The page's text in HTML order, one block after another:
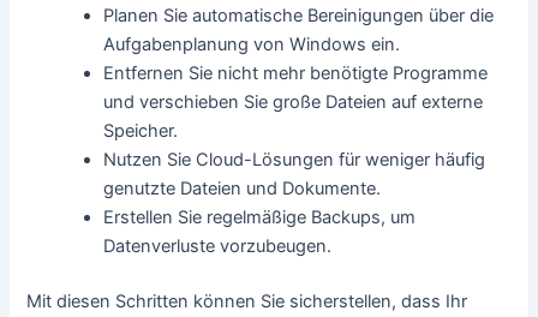
Planen Sie automatische Bereinigungen über die
Aufgabenplanung von Windows ein.
Entfernen Sie nicht mehr benötigte Programme
und verschieben Sie große Dateien auf externe
Speicher.
Nutzen Sie Cloud-Lösungen für weniger häufig
genutzte Dateien und Dokumente.
Erstellen Sie regelmäßige Backups, um
Datenverluste vorzubeugen.
Mit diesen Schritten können Sie sicherstellen, dass Ihr